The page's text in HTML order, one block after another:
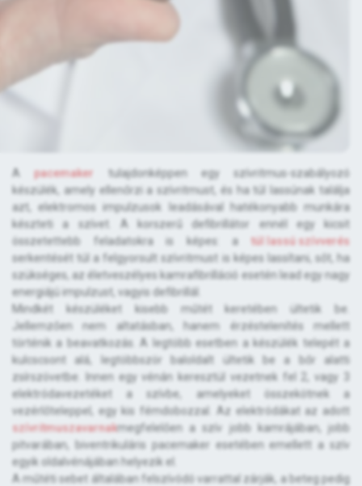
Apacemaker
tulajdonképpen egy szívritmus-szabályozó
készülék, amely ellenőrzi a szívritmust, és ha túl lassúnak találja
azt, elektromos impulzusok leadásával hatékonyabb munkára
készteti a szívet. A korszerű defibrillátor ennél egy kicsit
összetettebb feladatokra is képes: a túl lassú szívverés
serkentését túl a felgyorsult szívritmust is képes lassítani, sőt, ha
szükséges, az életveszélyes kamrafibrilláció esetén lead egy nagy
energiájú impulzust, vagyis defibrillál.
Mindkét készüléket kisebb műtét keretében ültetik be.
Jellemzően nem altatásban, hanem érzéstelenítés mellett
történik a beavatkozás. A legtöbb esetben a készülék telepét a
kulcscsont alá, legtöbbször baloldalt ültetik be a bőr alatti
zsírszövetbe. Innen egy vénán keresztül vezetnek fel 2, vagy 3
elektródavezetéket a szívbe, amelyeket összekötnek a
vezérlőteleppel, egy kis fémdobozzal. Az elektródákat az adott
szívritmuszavarnakmegfelelően a szív jobb kamrájában, jobb
pitvarában, biventrikuláris pacemaker esetében emellett a szív
egyik oldalvénájában helyezik el.
A műtéti sebet általában felszívódó varrattal zárják, a beteg pedig